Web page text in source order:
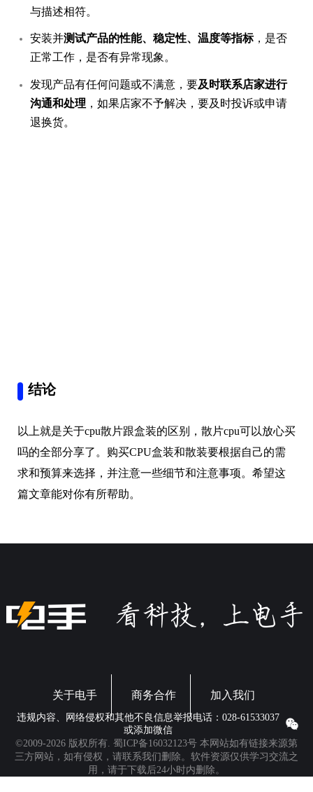
与描述相符。
安装并测试产品的性能、稳定性、温度等指标，是否
正常工作，是否有异常现象。
发现产品有任何问题或不满意，要及时联系店家进行
沟通和处理 ，如果店家不予解决，要及时投诉或申请
退换货。
结论
以上就是关于cpu散片跟盒装的区别，散片cpu可以放心买
吗的全部分享了。购买CPU盒装和散装要根据自己的需
求和预算来选择，并注意一些细节和注意事项。希望这
篇文章能对你有所帮助。
关于电手 商务合作 加入我们
违规内容、网络侵权和其他不良信息举报电话：028-61533037
或添加微信
©2009-2026 版权所有. 蜀ICP备16032123号 本网站如有链接来源第
三方网站，如有侵权，请联系我们删除。软件资源仅供学习交流之
用，请于下载后24小时内删除。